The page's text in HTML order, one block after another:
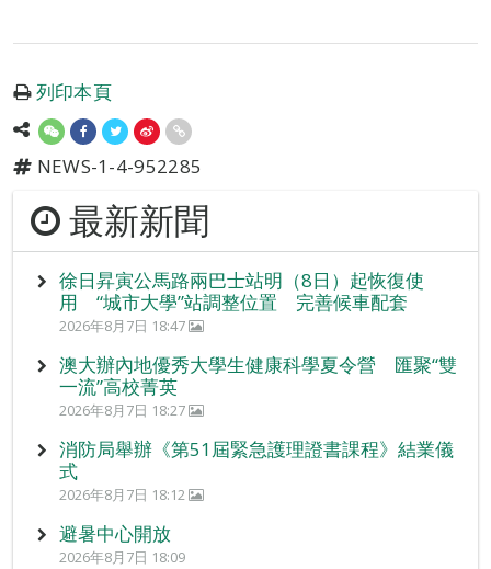
列印本頁
NEWS-1-4-952285
最新新聞
徐日昇寅公馬路兩巴士站明（8日）起恢復使
用 “城市大學”站調整位置 完善候車配套
2026年8月7日 18:47
澳大辦內地優秀大學生健康科學夏令營 匯聚“雙
一流”高校菁英
2026年8月7日 18:27
消防局舉辦《第51屆緊急護理證書課程》結業儀
式
2026年8月7日 18:12
避暑中心開放
2026年8月7日 18:09